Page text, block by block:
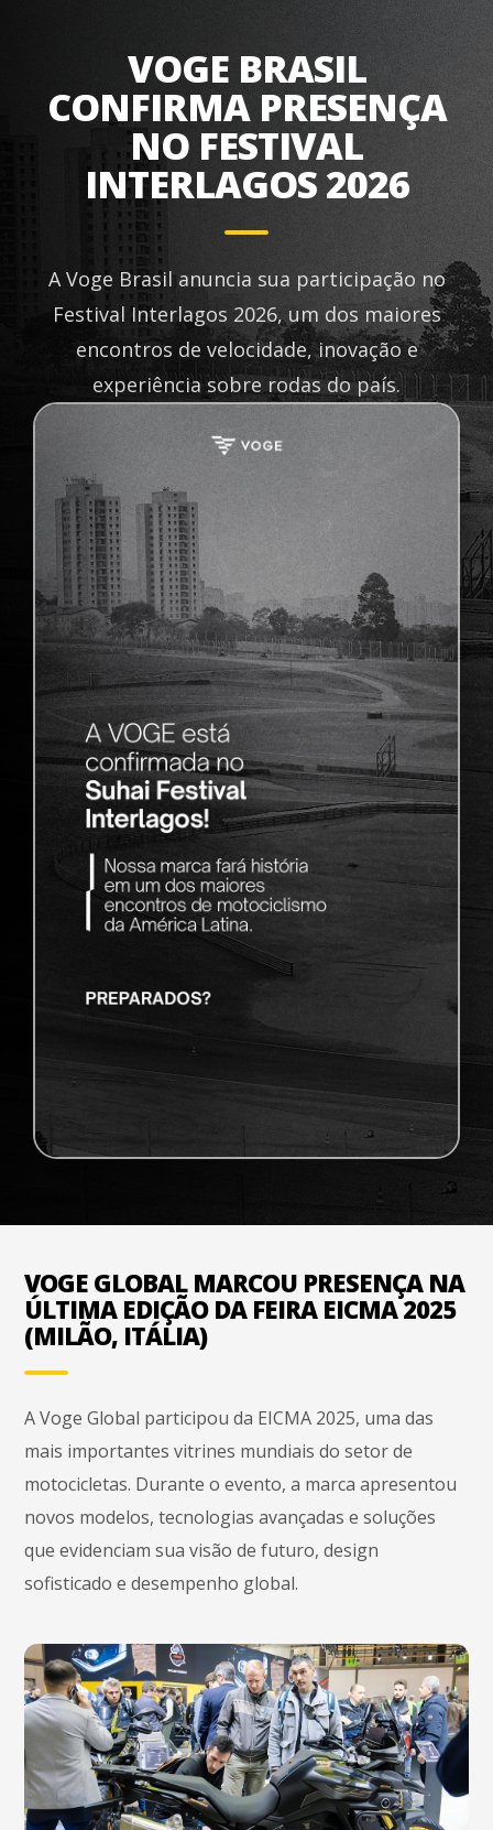
VOGE BRASIL
CONFIRMA PRESENÇA
NO FESTIVAL
INTERLAGOS 2026
A Voge Brasil anuncia sua participação no
Festival Interlagos 2026, um dos maiores
encontros de velocidade, inovação e
experiência sobre rodas do país.
VOGE GLOBAL MARCOU PRESENÇA NA
ÚLTIMA EDIÇÃO DA FEIRA EICMA 2025
(MILÃO, ITÁLIA)
A Voge Global participou da EICMA 2025, uma das
mais importantes vitrines mundiais do setor de
motocicletas. Durante o evento, a marca apresentou
novos modelos, tecnologias avançadas e soluções
que evidenciam sua visão de futuro, design
sofisticado e desempenho global.